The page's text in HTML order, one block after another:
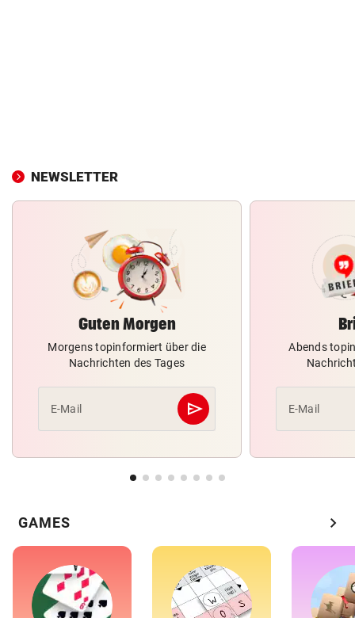
NEWSLETTER
Guten Morgen
Morgens topinformiert über die
Nachrichten des Tages
E-Mail send
Abschicken
Abends
E-Mail
GAMES chevron_right